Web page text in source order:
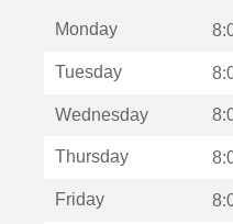
u
Monday
Tuesday
Wednesday
Thursday
Friday